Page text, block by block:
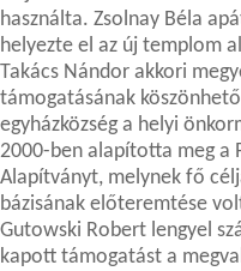
használta. Zsolnay Béla
helyezte el az új templom
Takács Nándor akkori
támogatásának
egyházközség a helyi
2000-ben alapította meg a
Alapítványt, melynek fő
bázisának előteremtése
Gutowski Robert lengyel
kapott támogatást a